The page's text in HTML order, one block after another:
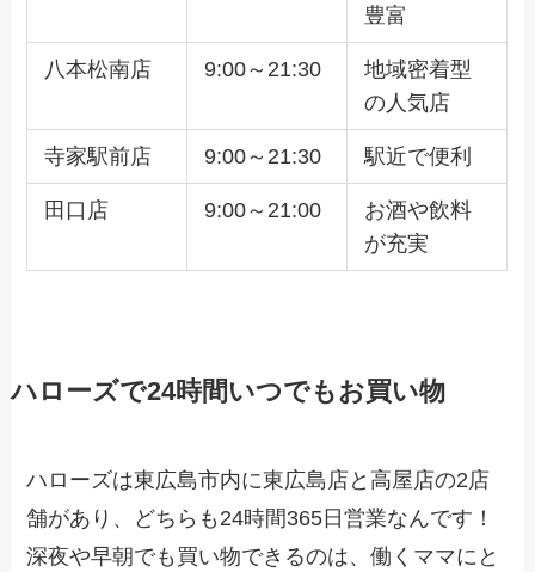
豊富
八本松南店 9:00～21:30
地域密着型
の人気店
寺家駅前店 9:00～21:30 駅近で便利
田口店 9:00～21:00
お酒や飲料
が充実
ハローズで24時間いつでもお買い物
ハローズは東広島市内に東広島店と高屋店の2店
舗があり、どちらも24時間365日営業なんです！
深夜や早朝でも買い物できるのは、働くママにと